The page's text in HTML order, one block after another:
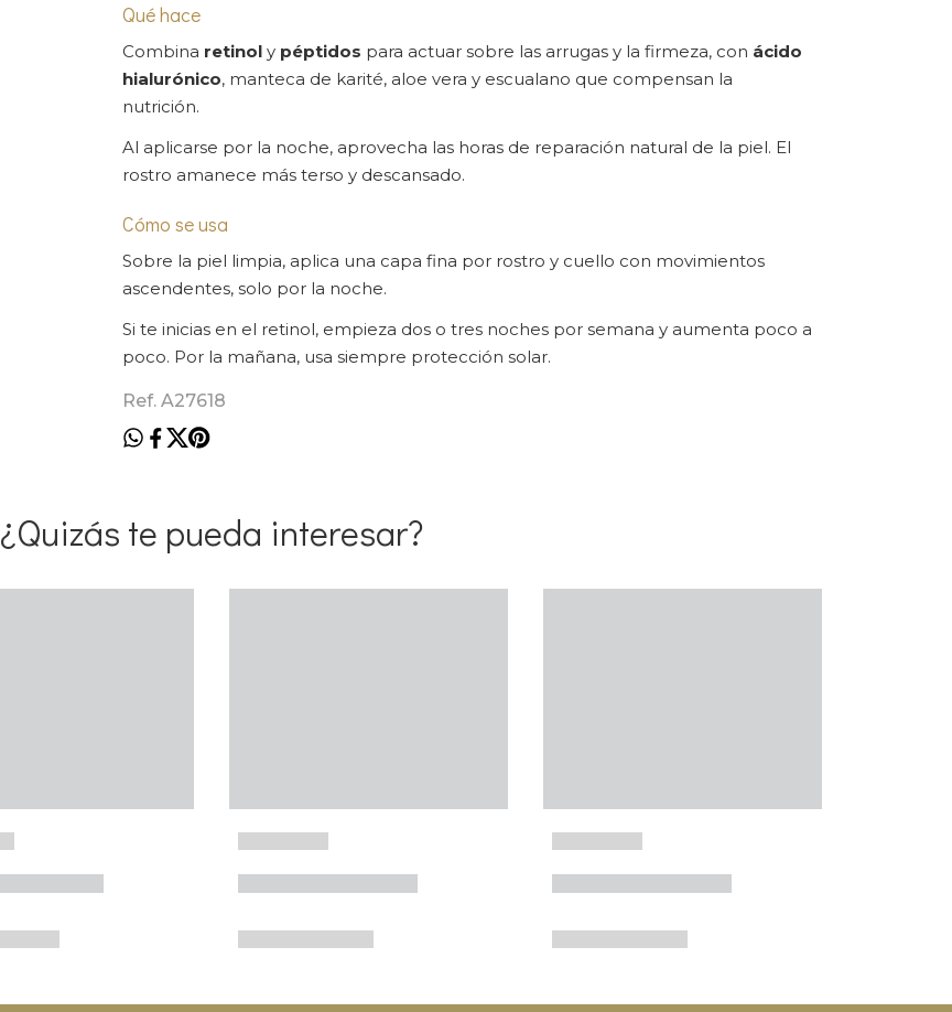
Qué hace
Combina retinol y péptidos para actuar sobre las arrugas y la firmeza, con ácido
hialurónico, manteca de karité, aloe vera y escualano que compensan la
nutrición.
Al aplicarse por la noche, aprovecha las horas de reparación natural de la piel. El
rostro amanece más terso y descansado.
Cómo se usa
Sobre la piel limpia, aplica una capa fina por rostro y cuello con movimientos
ascendentes, solo por la noche.
Si te inicias en el retinol, empieza dos o tres noches por semana y aumenta poco a
poco. Por la mañana, usa siempre protección solar.
Ref. A27618
¿Quizás te pueda interesar?